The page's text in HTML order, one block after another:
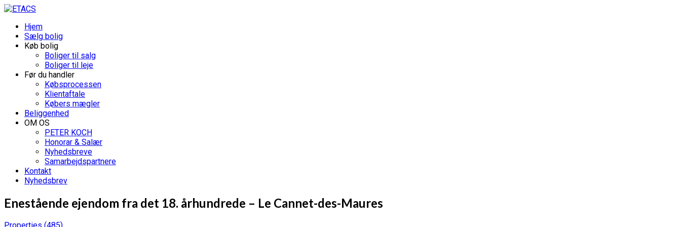
Hjem
Sælg bolig
Køb bolig
Boliger til salg
Boliger til leje
Før du handler
Købsprocessen
Klientaftale
Købers mægler
Beliggenhed
OM OS
PETER KOCH
Honorar & Salær
Nyhedsbreve
Samarbejdspartnere
Kontakt
Nyhedsbrev
Enestående ejendom fra det 18. århundrede – Le Cannet-des-Maures